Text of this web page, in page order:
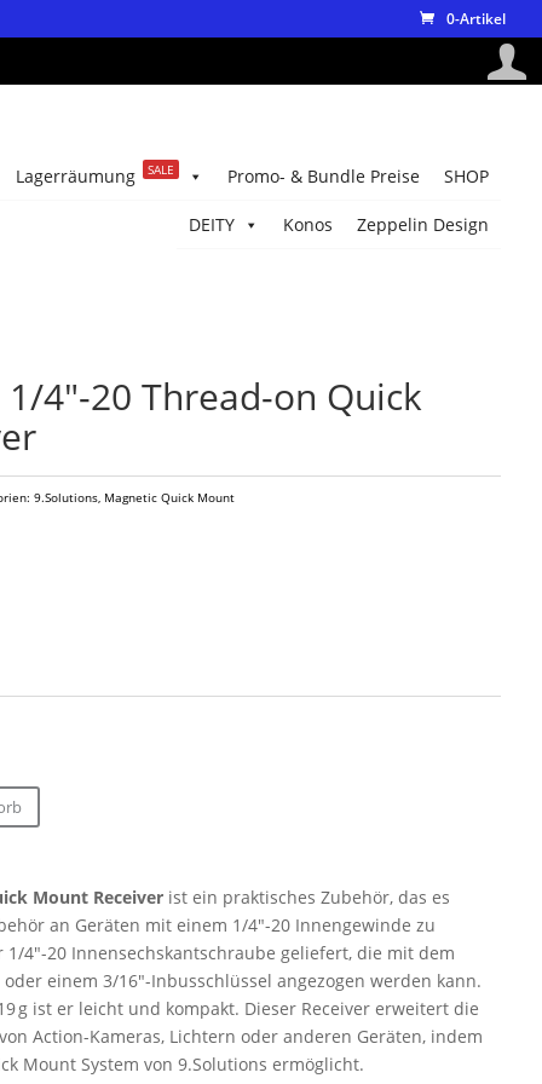
0-Artikel
SHOP
Promo- & Bundle Preise
Lagerräumung SALE
Zeppelin Design
Konos
DEITY
1/4″-20 Thread-on Quick
9.Solutions, Magnetic Quick Mount
Mount Receiver ist ein praktisches Zubehör, das es
an Geräten mit einem 1/4″-20 Innengewinde zu
4″-20 Innensechskantschraube geliefert, die mit dem
einem 3/16″-Inbusschlüssel angezogen werden kann.
g ist er leicht und kompakt. Dieser Receiver erweitert die
Action-Kameras, Lichtern oder anderen Geräten, indem
Mount System von 9.Solutions ermöglicht.